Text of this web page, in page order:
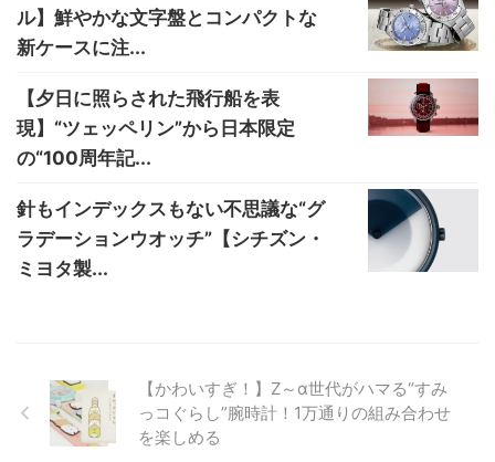
ル】鮮やかな文字盤とコンパクトな
新ケースに注...
【夕日に照らされた飛行船を表
現】“ツェッペリン”から日本限定
の“100周年記...
針もインデックスもない不思議な“グ
ラデーションウオッチ”【シチズン・
ミヨタ製...
【かわいすぎ！】Z～α世代がハマる“すみ
っコぐらし”腕時計！1万通りの組み合わせ
を楽しめる